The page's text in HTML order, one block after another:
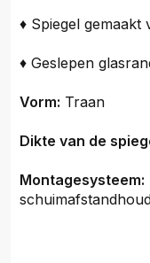
♦ Spiegel gemaakt
♦ Geslepen
Vorm: Traan
Dikte van de
Montagesysteem: